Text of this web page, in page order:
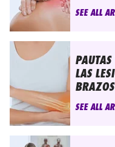
SEE ALL
LAS
SEE ALL